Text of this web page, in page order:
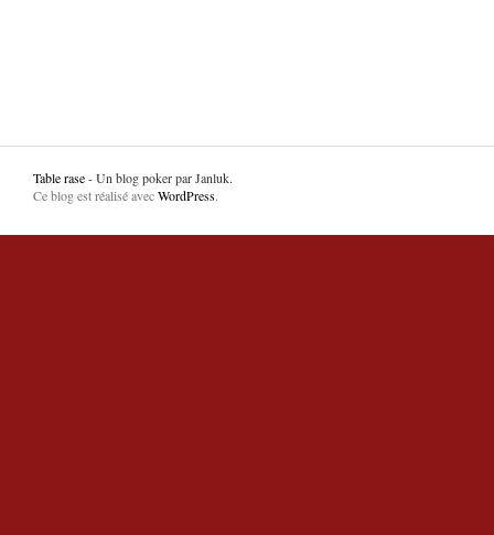
Table rase- Un blog poker par Janluk.
Ce blog est réalisé avecWordPress.